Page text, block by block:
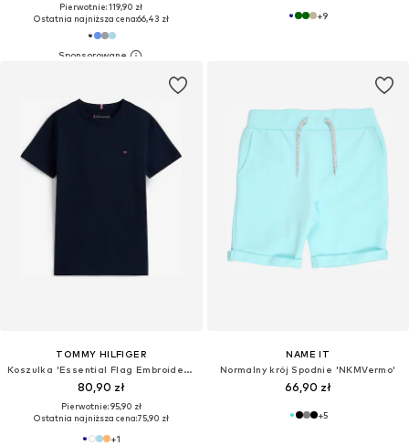
Pierwotnie: 119,90 zł
Ostatnia najniższa cena:66,43 zł +9
TOMMY HILFIGER
Koszulka 'Essential Flag Embroidery'
80,90 zł
Pierwotnie: 95,90 zł
Ostatnia najniższa cena:75,90 zł
+1
NAME IT
Normalny krój Spodnie 'NKMVermo'
66,90 zł
+5